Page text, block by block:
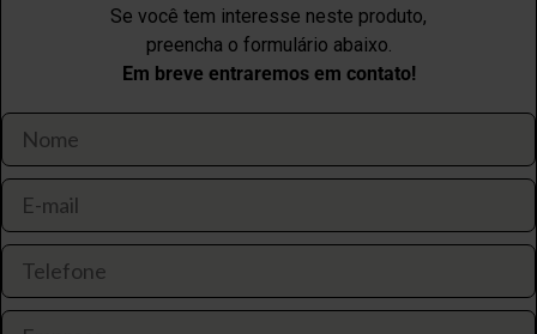
Se você tem interesse neste produto,
preencha o formulário abaixo.
Em breve entraremos em contato!